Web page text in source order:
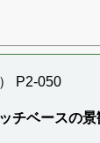
P2-050
チベースの